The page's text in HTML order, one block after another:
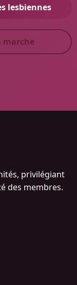
lesbiennes
marche
privilégiant
des membres.